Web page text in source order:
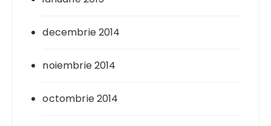
decembrie 2014
noiembrie 2014
octombrie 2014